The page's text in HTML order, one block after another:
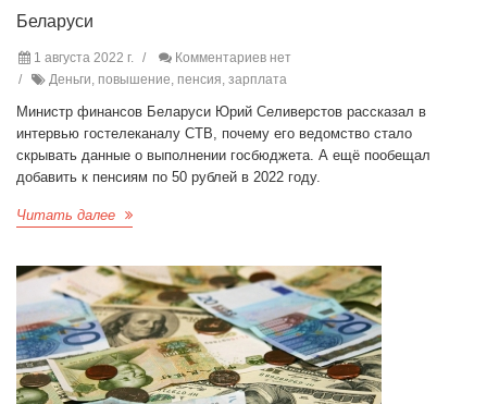
Беларуси
1 августа 2022 г.
Комментариев нет
Деньги, повышение, пенсия, зарплата
Министр финансов Беларуси Юрий Селиверстов рассказал в
интервью гостелеканалу СТВ, почему его ведомство стало
скрывать данные о выполнении госбюджета. А ещё пообещал
добавить к пенсиям по 50 рублей в 2022 году.
Читать далее